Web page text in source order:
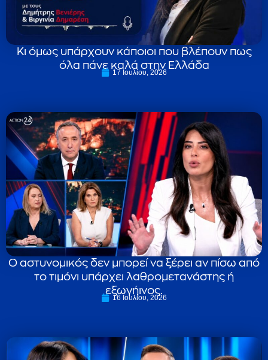
Κι όμως υπάρχουν κάποιοι που βλέπουν πως
όλα πάνε καλά στην Ελλάδα
17 Ιουλίου, 2026
Ο αστυνομικός δεν μπορεί να ξέρει αν πίσω από
το τιμόνι υπάρχει λαθρομετανάστης ή
εξωγήινος.
16 Ιουλίου, 2026